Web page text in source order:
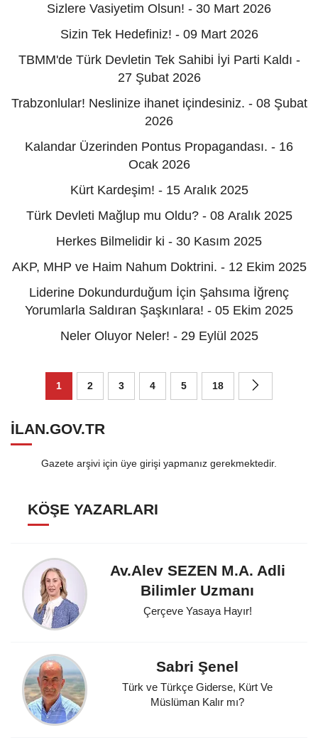
Sizlere Vasiyetim Olsun! - 30 Mart 2026
Sizin Tek Hedefiniz! - 09 Mart 2026
TBMM'de Türk Devletin Tek Sahibi İyi Parti Kaldı -
27 Şubat 2026
Trabzonlular! Neslinize ihanet içindesiniz. - 08 Şubat
2026
Kalandar Üzerinden Pontus Propagandası. - 16
Ocak 2026
Kürt Kardeşim! - 15 Aralık 2025
Türk Devleti Mağlup mu Oldu? - 08 Aralık 2025
Herkes Bilmelidir ki - 30 Kasım 2025
AKP, MHP ve Haim Nahum Doktrini. - 12 Ekim 2025
Liderine Dokundurduğum İçin Şahsıma İğrenç
Yorumlarla Saldıran Şaşkınlara! - 05 Ekim 2025
Neler Oluyor Neler! - 29 Eylül 2025
1 2 3 4 5 18
ILAN.GOV.TR
Gazete arşivi için üye girişi yapmanız gerekmektedir.
KÖŞE YAZARLARI
Av.Alev SEZEN M.A. Adli
Bilimler Uzmanı
Çerçeve Yasaya Hayır!
Sabri Şenel
Türk ve Türkçe Giderse, Kürt Ve
Müslüman Kalır mı?